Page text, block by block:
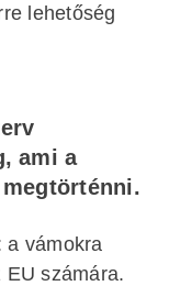
lehetőség
ami a
a vámokra
számára.